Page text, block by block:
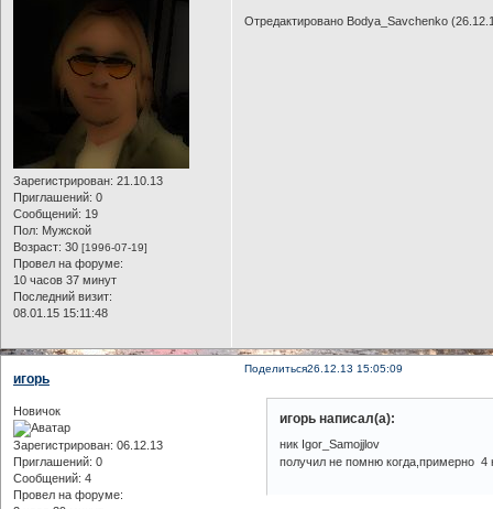
Зарегистрирован: 21.10.13
Приглашений: 0
Сообщений: 19
Пол: Мужской
Возраст: 30 [1996-07-19]
Провел на форуме:
10 часов 37 минут
Последний визит:
08.01.15 15:11:48
Отредактировано Bodya_Savchenko
Поделиться26.12.13 15:05:09
игорь
Новичок
Зарегистрирован: 06.12.13
Приглашений: 0
Сообщений: 4
Провел на форуме:
игорь написал(а):
ник Igor_Samojjlov
получил не помню когда,примерно 4